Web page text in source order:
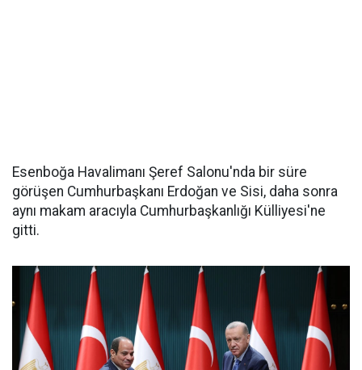
Esenboğa Havalimanı Şeref Salonu'nda bir süre
görüşen Cumhurbaşkanı Erdoğan ve Sisi, daha sonra
aynı makam aracıyla Cumhurbaşkanlığı Külliyesi'ne
gitti.